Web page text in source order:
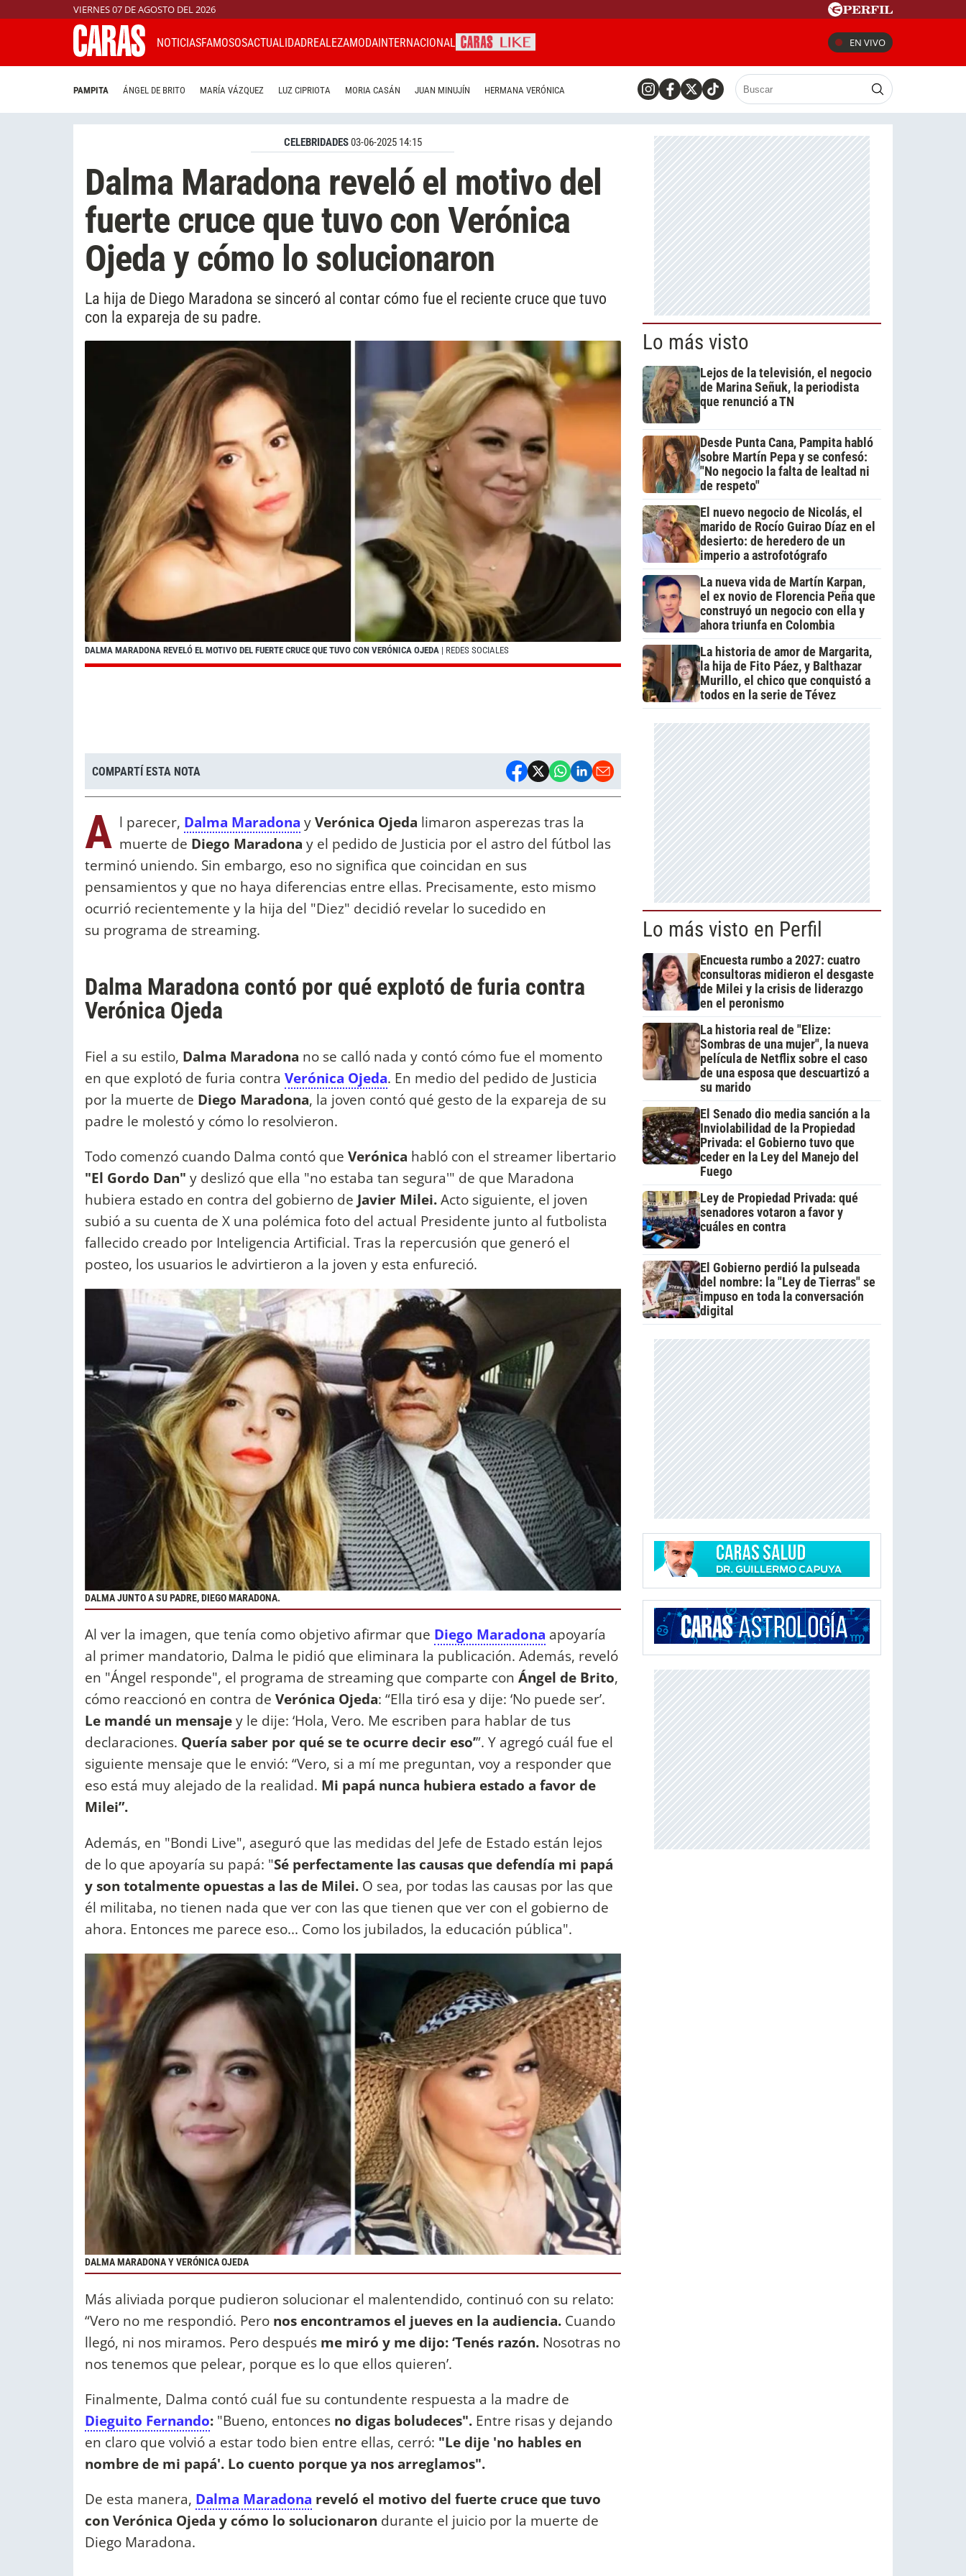
VIERNES 07 DE AGOSTO DEL 2026
NOTICIASFAMOSOSACTUALIDADREALEZAMODAINTERNACIONAL EN VIVO
PAMPITA ÁNGEL DE BRITO MARÍA VÁZQUEZ LUZ CIPRIOTA MORIA CASÁN JUAN MINUJÍN HERMANA VERÓNICA
CELEBRIDADES03-06-2025 14:15
Dalma Maradona reveló el motivo del
fuerte cruce que tuvo con Verónica
Ojeda y cómo lo solucionaron
La hija de Diego Maradona se sinceró al contar cómo fue el reciente cruce que tuvo
con la expareja de su padre.
DALMA MARADONA REVELÓ EL MOTIVO DEL FUERTE CRUCE QUE TUVO CON VERÓNICA OJEDA | REDES SOCIALES
COMPARTÍ ESTA NOTA
A l parecer, Dalma Maradona yVerónica Ojeda limaron asperezas tras la
muerte de Diego Maradona y el pedido de Justicia por el astro del fútbol las
terminó uniendo. Sin embargo, eso no significa que coincidan en sus
pensamientos y que no haya diferencias entre ellas. Precisamente, esto mismo
ocurrió recientemente y la hija del "Diez" decidió revelar lo sucedido en
su programa de streaming.
Dalma Maradona contó por qué explotó de furia contra
Verónica Ojeda
Fiel a su estilo, Dalma Maradona no se calló nada y contó cómo fue el momento
en que explotó de furia contra Verónica Ojeda. En medio del pedido de Justicia
por la muerte de Diego Maradona, la joven contó qué gesto de la expareja de su
padre le molestó y cómo lo resolvieron.
Todo comenzó cuando Dalma contó que Verónica habló con el streamer libertario
"El Gordo Dan" y deslizó que ella "no estaba tan segura'" de que Maradona
hubiera estado en contra del gobierno de Javier Milei.Acto siguiente, el joven
subió a su cuenta de X una polémica foto del actual Presidente junto al futbolista
fallecido creado por Inteligencia Artificial. Tras la repercusión que generó el
posteo, los usuarios le advirtieron a la joven y esta enfureció.
DALMA JUNTO A SU PADRE, DIEGO MARADONA.
Al ver la imagen, que tenía como objetivo afirmar que Diego Maradona apoyaría
al primer mandatorio, Dalma le pidió que eliminara la publicación. Además, reveló
en "Ángel responde", el programa de streaming que comparte con Ángel de Brito,
cómo reaccionó en contra de Verónica Ojeda: “Ella tiró esa y dije: ‘No puede ser’.
Le mandé un mensajey le dije: ‘Hola, Vero. Me escriben para hablar de tus
declaraciones. Quería saber por qué se te ocurre decir eso’”. Y agregó cuál fue el
siguiente mensaje que le envió: “Vero, si a mí me preguntan, voy a responder que
eso está muy alejado de la realidad. Mi papá nunca hubiera estado a favor de
Milei”.
Además, en "Bondi Live", aseguró que las medidas del Jefe de Estado están lejos
de lo que apoyaría su papá: "Sé perfectamente las causas que defendía mi papá
y son totalmente opuestas a las de Milei. O sea, por todas las causas por las que
él militaba, no tienen nada que ver con las que tienen que ver con el gobierno de
ahora. Entonces me parece eso... Como los jubilados, la educación pública".
DALMA MARADONA Y VERÓNICA OJEDA
Más aliviada porque pudieron solucionar el malentendido, continuó con su relato:
“Vero no me respondió. Pero nos encontramos el jueves en la audiencia. Cuando
llegó, ni nos miramos. Pero después me miró y me dijo: ‘Tenés razón. Nosotras no
nos tenemos que pelear, porque es lo que ellos quieren’.
Finalmente, Dalma contó cuál fue su contundente respuesta a la madre de
Dieguito Fernando: "Bueno, entonces no digas boludeces". Entre risas y dejando
en claro que volvió a estar todo bien entre ellas, cerró: "Le dije 'no hables en
nombre de mi papá'. Lo cuento porque ya nos arreglamos".
De esta manera, Dalma Maradona reveló el motivo del fuerte cruce que tuvo
con Verónica Ojeda y cómo lo solucionaron durante el juicio por la muerte de
Diego Maradona.
Lo más visto
Lejos de la televisión, el negocio
de Marina Señuk, la periodista
que renunció a TN
Desde Punta Cana, Pampita habló
sobre Martín Pepa y se confesó:
"No negocio la falta de lealtad ni
de respeto"
El nuevo negocio de Nicolás, el
marido de Rocío Guirao Díaz en el
desierto: de heredero de un
imperio a astrofotógrafo
La nueva vida de Martín Karpan,
el ex novio de Florencia Peña que
construyó un negocio con ella y
ahora triunfa en Colombia
La historia de amor de Margarita,
la hija de Fito Páez, y Balthazar
Murillo, el chico que conquistó a
todos en la serie de Tévez
Lo más visto en Perfil
Encuesta rumbo a 2027: cuatro
consultoras midieron el desgaste
de Milei y la crisis de liderazgo
en el peronismo
La historia real de "Elize:
Sombras de una mujer", la nueva
película de Netflix sobre el caso
de una esposa que descuartizó a
su marido
El Senado dio media sanción a la
Inviolabilidad de la Propiedad
Privada: el Gobierno tuvo que
ceder en la Ley del Manejo del
Fuego
Ley de Propiedad Privada: qué
senadores votaron a favor y
cuáles en contra
El Gobierno perdió la pulseada
del nombre: la "Ley de Tierras" se
impuso en toda la conversación
digital